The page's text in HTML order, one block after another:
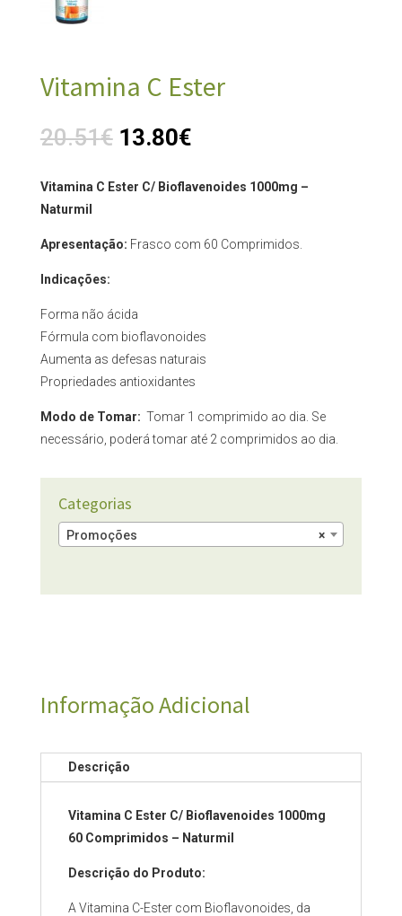
Vitamina C Ester
20.51€ 13.80€
Vitamina C Ester C/ Bioflavenoides 1000mg –
Naturmil
Apresentação: Frasco com 60 Comprimidos.
Indicações:
Forma não ácida
Fórmula com bioflavonoides
Aumenta as defesas naturais
Propriedades antioxidantes
Modo de Tomar: Tomar 1 comprimido ao dia. Se
necessário, poderá tomar até 2 comprimidos ao dia.
Categorias
×
Promoções
Informação Adicional
Descrição
Vitamina C Ester C/ Bioflavenoides 1000mg
60 Comprimidos – Naturmil
Descrição do Produto:
A Vitamina C-Ester com Bioflavonoides, da